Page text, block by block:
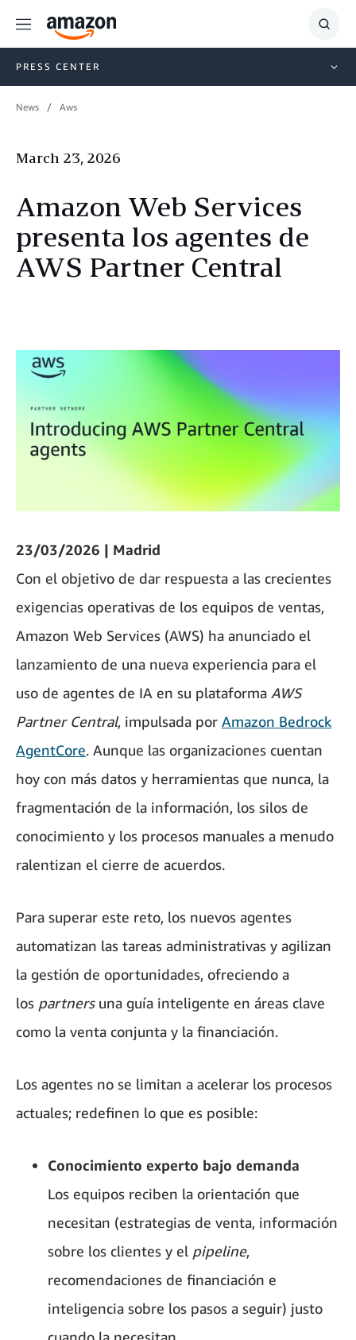
Menu
Show
PRESS CENTER
News Aws
March 23, 2026
Amazon Web Services
presenta los agentes de
AWS Partner Central
23/03/2026 | Madrid
Con el objetivo de dar respuesta a las crecientes
exigencias operativas de los equipos de ventas,
Amazon Web Services (AWS) ha anunciado el
lanzamiento de una nueva experiencia para el
uso de agentes de IA en su plataforma AWS
Partner Central, impulsada por Amazon Bedrock
AgentCore. Aunque las organizaciones cuentan
hoy con más datos y herramientas que nunca, la
fragmentación de la información, los silos de
conocimiento y los procesos manuales a menudo
ralentizan el cierre de acuerdos.
Para superar este reto, los nuevos agentes
automatizan las tareas administrativas y agilizan
la gestión de oportunidades, ofreciendo a
los partnersuna guía inteligente en áreas clave
como la venta conjunta y la financiación.
Los agentes no se limitan a acelerar los procesos
actuales; redefinen lo que es posible:
Conocimiento experto bajo demanda
Los equipos reciben la orientación que
necesitan (estrategias de venta, información
sobre los clientes y el pipeline,
recomendaciones de financiación e
inteligencia sobre los pasos a seguir) justo